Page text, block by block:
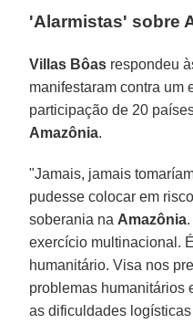
'Alarmistas' sobre
Villas Bôas respondeu
manifestaram contra um
participação de 20
Amazônia.
"Jamais, jamais
pudesse colocar em
soberania na Amazônia
exercício multinacional.
humanitário. Visa nos
problemas humanitários
as dificuldades